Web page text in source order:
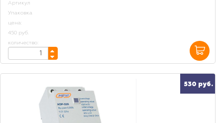
Артикул
Упаковка
цена:
450 руб.
количество:
530 руб.